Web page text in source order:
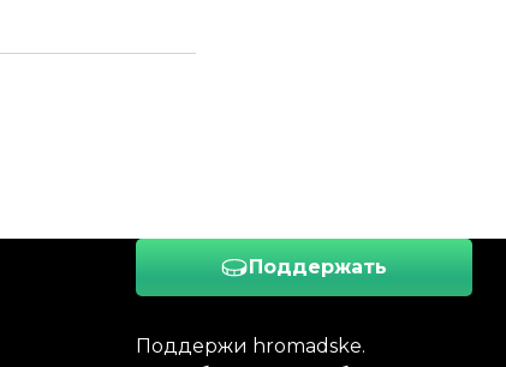
Поддержать
Поддержи hromadske.